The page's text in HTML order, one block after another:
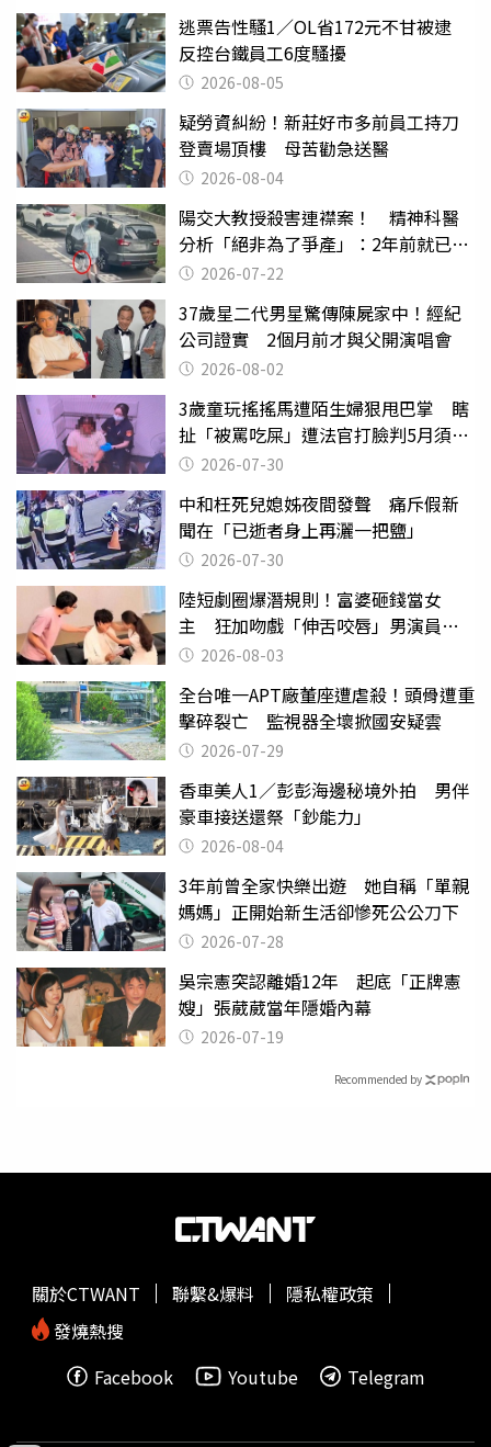
逃票告性騷1／OL省172元不甘被逮
反控台鐵員工6度騷擾
2026-08-05
疑勞資糾紛！新莊好市多前員工持刀
登賣場頂樓 母苦勸急送醫
2026-08-04
陽交大教授殺害連襟案！ 精神科醫
分析「絕非為了爭產」：2年前就已言
行詭異
2026-07-22
37歲星二代男星驚傳陳屍家中！經紀
公司證實 2個月前才與父開演唱會
2026-08-02
3歲童玩搖搖馬遭陌生婦狠甩巴掌 瞎
扯「被罵吃屎」遭法官打臉判5月須入
監 2026-07-30
中和枉死兒媳姊夜間發聲 痛斥假新
聞在「已逝者身上再灑一把鹽」
2026-07-30
陸短劇圈爆潛規則！富婆砸錢當女
主 狂加吻戲「伸舌咬唇」男演員崩
潰 2026-08-03
全台唯一APT廠董座遭虐殺！頭骨遭重
擊碎裂亡 監視器全壞掀國安疑雲
2026-07-29
香車美人1／彭彭海邊秘境外拍 男伴
豪車接送還祭「鈔能力」
2026-08-04
3年前曾全家快樂出遊 她自稱「單親
媽媽」正開始新生活卻慘死公公刀下
2026-07-28
吳宗憲突認離婚12年 起底「正牌憲
嫂」張葳葳當年隱婚內幕
2026-07-19
Recommended by
關於CTWANT 聯繫&爆料
隱私權政策
發燒熱搜
Facebook
Youtube Telegram